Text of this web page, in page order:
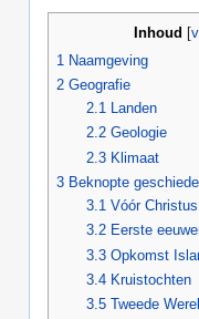
Inhoud [
1 Naamgeving
2 Geografie
2.1
Landen
2.2 Geologie
2.3 Klimaat
3 Beknopte
3.1 Vóór Christus
3.2 Eerste
3.3 Opkomst
3.4 Kruistochten
3.5 Tweede